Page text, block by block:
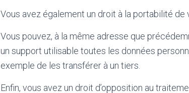
Vous avez également un droit à la portabilité de
Vous pouvez, à la même adresse que
un support utilisable toutes les données
exemple de les transférer à un tiers.
Enfin, vous avez un droit d’opposition au